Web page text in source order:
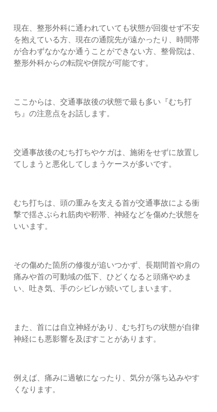
現在、整形外科に通われていても状態が回復せず不安
を抱えている方、現在の通院先が遠かったり、時間帯
が合わずなかなか通うことができない方、整骨院は、
整形外科からの転院や併院が可能です。
ここからは、交通事故後の状態で最も多い『むち打
ち』の注意点をお話します。
交通事故後のむち打ちやケガは、施術をせずに放置し
てしまうと悪化してしまうケースが多いです。
むち打ちは、頭の重みを支える首が交通事故による衝
撃で揺さぶられ筋肉や靭帯、神経などを傷めた状態を
いいます。
その傷めた箇所の修復が追いつかず、長期間首や肩の
痛みや首の可動域の低下、ひどくなると頭痛やめま
い、吐き気、手のシビレが続いてしまいます。
また、首には自立神経があり、むち打ちの状態が自律
神経にも悪影響を及ぼすことがあります。
例えば、痛みに過敏になったり、気分が落ち込みやす
くなります。